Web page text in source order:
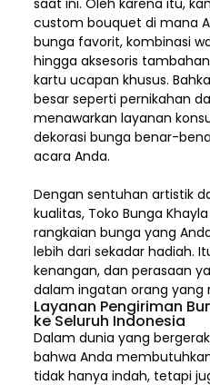
saat ini. Oleh karena itu,
custom bouquet di mana
bunga favorit, kombinasi
hingga aksesoris
kartu ucapan khusus.
besar seperti pernikahan
menawarkan layanan
dekorasi bunga benar-
acara Anda.
Dengan sentuhan artistik
kualitas, Toko Bunga Khayla
rangkaian bunga yang
lebih dari sekadar hadiah.
kenangan, dan perasaan
dalam ingatan orang yang
Layanan Pengiriman
ke Seluruh Indonesia
Dalam dunia yang
bahwa Anda
tidak hanya indah, tetapi